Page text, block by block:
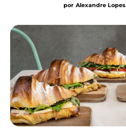
por Alexandre Lopes